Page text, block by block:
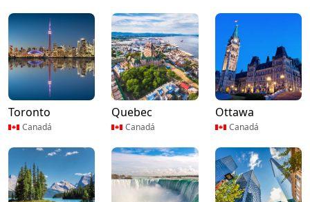
Toronto
Canadá
Quebec
Canadá
Ottawa
Canadá